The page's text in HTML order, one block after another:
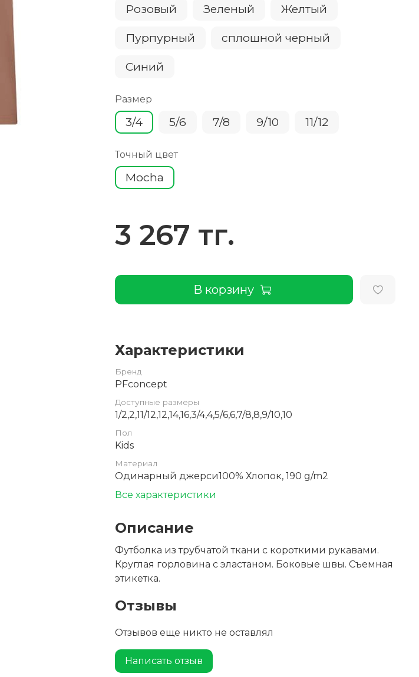
Розовый Зеленый Желтый
Пурпурный сплошной черный
Cиний
Размер
3/4 5/6 7/8 9/10 11/12
Точный цвет
Mocha
3 267 тг.
В корзину
Характеристики
Бренд
PFconcept
Доступные размеры
1/2,2,11/12,12,14,16,3/4,4,5/6,6,7/8,8,9/10,10
Пол
Kids
Материал
Одинарный джерси100% Хлопок, 190 g/m2
Все характеристики
Описание
Футболка из трубчатой ткани с короткими рукавами.
Круглая горловина с эластаном. Боковые швы. Съемная
этикетка.
Отзывы
Отзывов еще никто не оставлял
Написать отзыв